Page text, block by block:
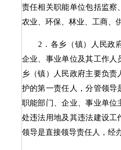
责任相关职能单位包括监察
农业、环保、林业、工商、
2．各乡（镇）人民政府
企业、事业单位及其工作人
乡（镇）人民政府主要负责
护的第一责任人，分管领导
职能部门、企业、事业单位
处违法用地及其违法建设工
领导是直接领导责任人，经